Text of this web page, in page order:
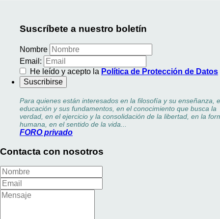
Suscríbete a nuestro boletín
Nombre
Email:
He leído y acepto la Política de Protección de Datos
Para quienes están interesados en la filosofía y su enseñanza,
educación y sus fundamentos, en el conocimiento que busca la
verdad, en el ejercicio y la consolidación de la libertad, en la
humana, en el sentido de la vida...
FORO privado
Contacta con nosotros